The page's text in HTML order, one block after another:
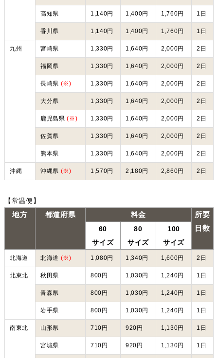
高知県 1,140円 1,400円 1,760円 1日
香川県 1,140円 1,400円 1,760円 1日
九州 宮崎県 1,330円 1,640円 2,000円 2日
福岡県 1,330円 1,640円 2,000円 2日
長崎県 (※) 1,330円 1,640円 2,000円 2日
大分県 1,330円 1,640円 2,000円 2日
鹿児島県(※) 1,330円 1,640円 2,000円 2日
佐賀県 1,330円 1,640円 2,000円 2日
熊本県 1,330円 1,640円 2,000円 2日
沖縄 沖縄県 (※) 1,570円 2,180円 2,860円 2日
【常温便】
地方 都道府県 料金
所要
日数
60
サイズ
80
サイズ
100
サイズ
北海道 北海道 (※) 1,080円 1,340円 1,600円 2日
北東北 秋田県 800円 1,030円 1,240円 1日
青森県 800円 1,030円 1,240円 1日
岩手県 800円 1,030円 1,240円 1日
南東北 山形県 710円 920円 1,130円 1日
宮城県 710円 920円 1,130円 1日